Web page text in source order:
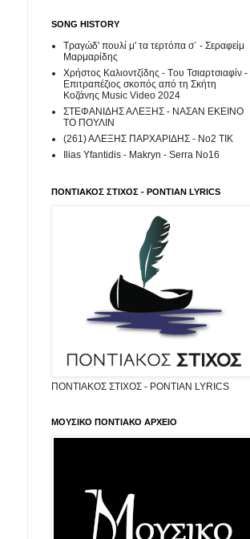
SONG HISTORY
Τραγώδ' πουλί μ' τα τερτόπα σ΄ - Σεραφείμ
Μαρμαρίδης
Χρήστος Καλιοντζίδης - Tου Τσιαρτσιαφίν -
Επιτραπέζιος σκοπός από τη Σκήτη
Κοζάνης Music Video 2024
ΣΤΕΦΑΝΙΔΗΣ ΑΛΕΞΗΣ - ΝΑΣΑΝ ΕΚΕΙΝΟ
ΤΟ ΠΟΥΛΙΝ
(261) ΑΛΕΞΗΣ ΠΑΡΧΑΡΙΔΗΣ - Νο2 ΤΙΚ
Ilias Yfantidis - Makryn - Serra No16
ΠΟΝΤΙΑΚΟΣ ΣΤΙΧΟΣ - PONTIAN LYRICS
ΠΟΝΤΙΑΚΟΣ ΣΤΙΧΟΣ - PONTIAN LYRICS
ΜΟΥΣΙΚΟ ΠΟΝΤΙΑΚΟ ΑΡΧΕΙΟ